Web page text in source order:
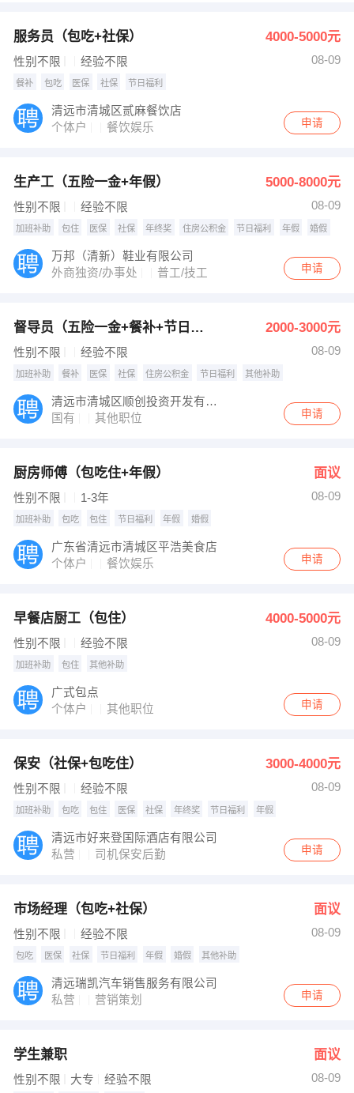
服务员（包吃+社保） 4000-5000元
性别不限 经验不限 08-09
餐补 包吃 医保 社保 节日福利
清远市清城区贰麻餐饮店
个体户
餐饮娱乐 申请
生产工（五险一金+年假） 5000-8000元
性别不限 经验不限 08-09
加班补助 包住 医保 社保 年终奖 住房公积金 节日福利 年假 婚假
万邦（清新）鞋业有限公司
外商独资/办事处
普工/技工 申请
督导员（五险一金+餐补+节日福利） 2000-3000元
性别不限 经验不限 08-09
加班补助 餐补 医保 社保 住房公积金 节日福利 其他补助
清远市清城区顺创投资开发有限公司
国有
其他职位 申请
厨房师傅（包吃住+年假） 面议
性别不限 1-3年 08-09
加班补助 包吃 包住 节日福利 年假 婚假
广东省清远市清城区平浩美食店
个体户
餐饮娱乐 申请
早餐店厨工（包住） 4000-5000元
性别不限 经验不限 08-09
加班补助 包住 其他补助
广式包点
个体户
其他职位 申请
保安（社保+包吃住） 3000-4000元
性别不限 经验不限 08-09
加班补助 包吃 包住 医保 社保 年终奖 节日福利 年假
清远市好来登国际酒店有限公司
私营
司机保安后勤 申请
市场经理（包吃+社保） 面议
性别不限 经验不限 08-09
包吃 医保 社保 节日福利 年假 婚假 其他补助
清远瑞凯汽车销售服务有限公司
私营
营销策划 申请
学生兼职 面议
性别不限 大专 经验不限 08-09